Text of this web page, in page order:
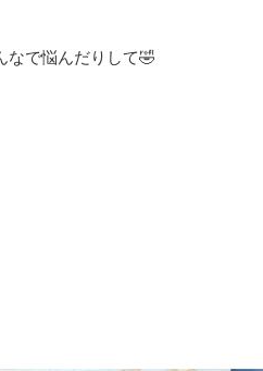
なで悩んだりして🤣